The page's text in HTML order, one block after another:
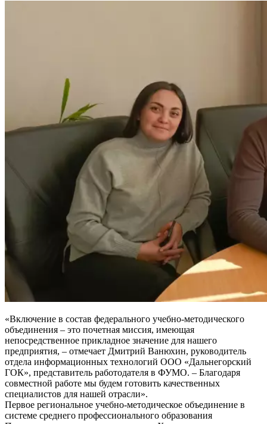
«Включение в состав федерального учебно-методического
объединения – это почетная миссия, имеющая
непосредственное прикладное значение для нашего
предприятия, – отмечает Дмитрий Ванюхин, руководитель
отдела информационных технологий ООО «Дальнегорский
ГОК», представитель работодателя в ФУМО. – Благодаря
совместной работе мы будем готовить качественных
специалистов для нашей отрасли».
Первое региональное учебно-методическое объединение в
системе среднего профессионального образования